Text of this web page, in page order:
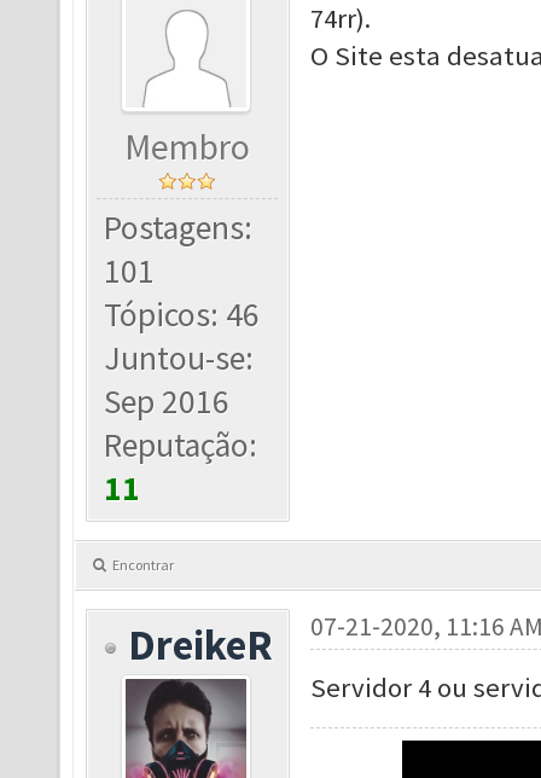
Membro
Postagens:
101
Tópicos: 46
Juntou-se:
Sep 2016
Reputação:
11
74rr).
O Site esta
Encontrar
DreikeR 07-21-2020, 11:16
Servidor 4 ou